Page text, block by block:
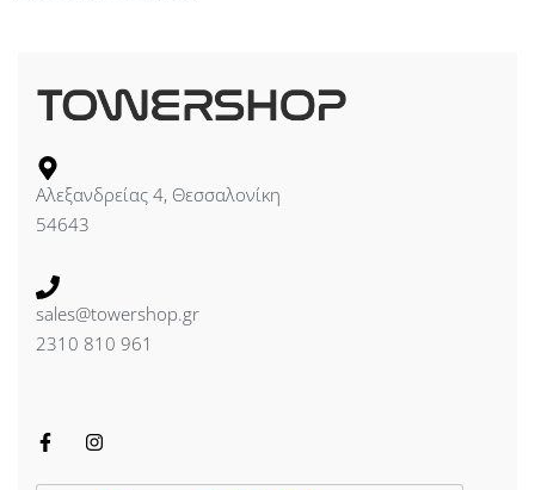
Αλεξανδρείας 4, Θεσσαλονίκη
54643
sales@towershop.gr
2310 810 961